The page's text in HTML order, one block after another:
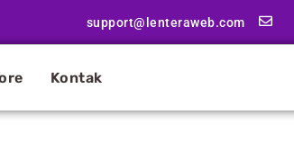
support@lenteraweb.com
Kontak